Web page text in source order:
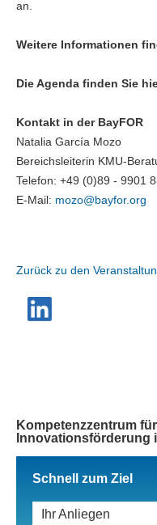
an.
Weitere Informationen
Die Agenda finden Sie
Kontakt in der BayFOR
Natalia García Mozo
Bereichsleiterin KMU-
Telefon: +49 (0)89 - 9901
E-Mail: mozo@bayfor.org
Zurück zu den
Kompetenzzentrum
Innovationsförderung
Schnell zum Ziel
Ihr Anliegen